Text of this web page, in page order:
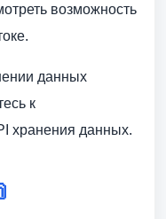
возможность
данных
к
хранения данных.